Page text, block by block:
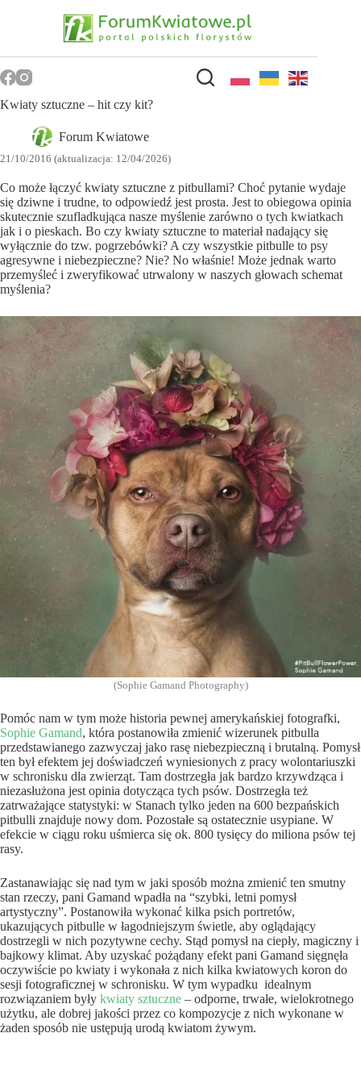
Kwiaty sztuczne – hit czy kit?
Forum Kwiatowe
21/10/2016 (aktualizacja: 12/04/2026)
Co może łączyć kwiaty sztuczne z pitbullami? Choć pytanie wydaje
się dziwne i trudne, to odpowiedź jest prosta. Jest to obiegowa opinia
skutecznie szufladkująca nasze myślenie zarówno o tych kwiatkach
jak i o pieskach. Bo czy kwiaty sztuczne to materiał nadający się
wyłącznie do tzw. pogrzebówki? A czy wszystkie pitbulle to psy
agresywne i niebezpieczne? Nie? No właśnie! Może jednak warto
przemyśleć i zweryfikować utrwalony w naszych głowach schemat
myślenia?
(Sophie Gamand Photography)
Pomóc nam w tym może historia pewnej amerykańskiej fotografki,
Sophie Gamand, która postanowiła zmienić wizerunek pitbulla
przedstawianego zazwyczaj jako rasę niebezpieczną i brutalną. Pomysł
ten był efektem jej doświadczeń wyniesionych z pracy wolontariuszki
w schronisku dla zwierząt. Tam dostrzegła jak bardzo krzywdząca i
niezasłużona jest opinia dotycząca tych psów. Dostrzegła też
zatrważające statystyki: w Stanach tylko jeden na 600 bezpańskich
pitbulli znajduje nowy dom. Pozostałe są ostatecznie usypiane. W
efekcie w ciągu roku uśmierca się ok. 800 tysięcy do miliona psów tej
rasy.
Zastanawiając się nad tym w jaki sposób można zmienić ten smutny
stan rzeczy, pani Gamand wpadła na “szybki, letni pomysł
artystyczny”. Postanowiła wykonać kilka psich portretów,
ukazujących pitbulle w łagodniejszym świetle, aby oglądający
dostrzegli w nich pozytywne cechy. Stąd pomysł na ciepły, magiczny i
bajkowy klimat. Aby uzyskać pożądany efekt pani Gamand sięgnęła
oczywiście po kwiaty i wykonała z nich kilka kwiatowych koron do
sesji fotograficznej w schronisku. W tym wypadku idealnym
rozwiązaniem były kwiaty sztuczne – odporne, trwałe, wielokrotnego
użytku, ale dobrej jakości przez co kompozycje z nich wykonane w
żaden sposób nie ustępują urodą kwiatom żywym.